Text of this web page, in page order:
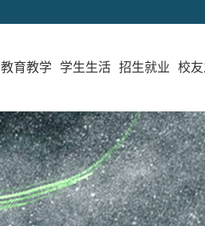
教育教学 学生生活 招生就业 校